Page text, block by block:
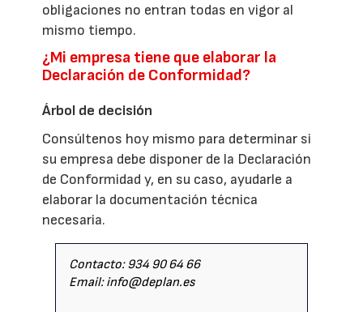
obligaciones no entran todas en vigor al
mismo tiempo.
¿Mi empresa tiene que elaborar la
Declaración de Conformidad?
Árbol de decisión
Consúltenos hoy mismo para determinar si
su empresa debe disponer de la Declaración
de Conformidad y, en su caso, ayudarle a
elaborar la documentación técnica
necesaria.
Contacto: 934 90 64 66
Email: info@deplan.es